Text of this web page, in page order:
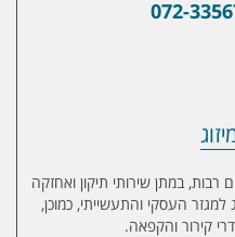
קירור ומיזוג
072-
במתן שירותי תיקון ואחזקה
למגזר העסקי והתעשייתי, כמוכן,
קירור והקפאה.